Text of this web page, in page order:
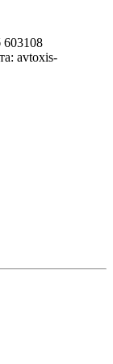
603108
avtoxis-